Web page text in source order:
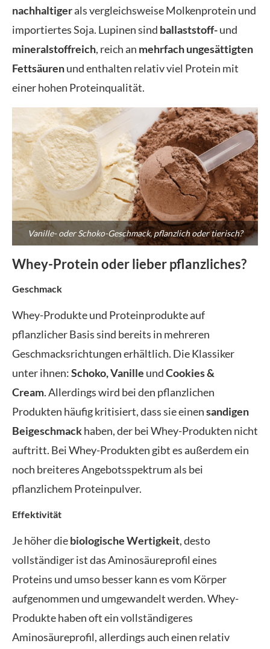
nachhaltigerals vergleichsweise Molkenprotein und
importiertes Soja. Lupinen sind ballaststoff-und
mineralstoffreich, reich an mehrfach ungesättigten
Fettsäurenund enthalten relativ viel Protein mit
einer hohen Proteinqualität.
Vanille- oder Schoko-Geschmack, pflanzlich oder tierisch?
Whey-Protein oder lieber pflanzliches?
Geschmack
Whey-Produkte und Proteinprodukte auf
pflanzlicher Basis sind bereits in mehreren
Geschmacksrichtungen erhältlich. Die Klassiker
unter ihnen:Schoko, Vanille undCookies &
Cream. Allerdings wird bei den pflanzlichen
Produkten häufig kritisiert, dass sie einensandigen
Beigeschmackhaben, der bei Whey-Produkten nicht
auftritt. Bei Whey-Produkten gibt es außerdem ein
noch breiteres Angebotsspektrum als bei
pflanzlichem Proteinpulver.
Effektivität
Je höher diebiologische Wertigkeit, desto
vollständiger ist das Aminosäureprofil eines
Proteins und umso besser kann es vom Körper
aufgenommen und umgewandelt werden. Whey-
Produkte haben oft ein vollständigeres
Aminosäureprofil, allerdings auch einen relativ